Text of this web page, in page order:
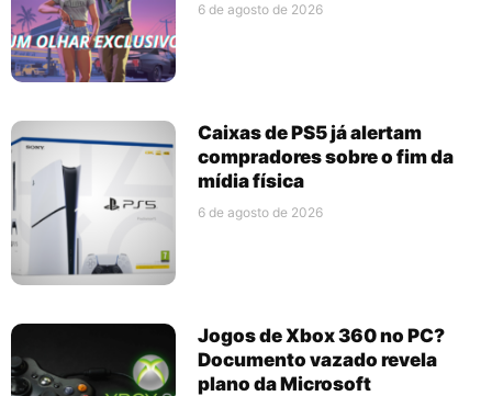
6 de agosto de 2026
Caixas de PS5 já alertam
compradores sobre o fim da
mídia física
6 de agosto de 2026
Jogos de Xbox 360 no PC?
Documento vazado revela
plano da Microsoft